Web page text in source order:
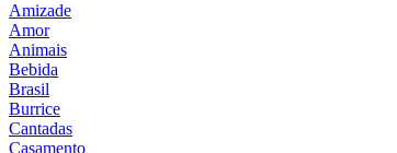
Amizade
Amor
Animais
Bebida
Brasil
Burrice
Cantadas
Casamento